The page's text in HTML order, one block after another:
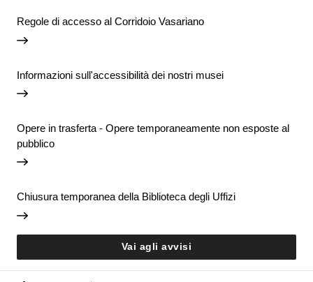
Regole di accesso al Corridoio Vasariano
Informazioni sull'accessibilità dei nostri musei
Opere in trasferta - Opere temporaneamente non esposte al
pubblico
Chiusura temporanea della Biblioteca degli Uffizi
Vai agli avvisi